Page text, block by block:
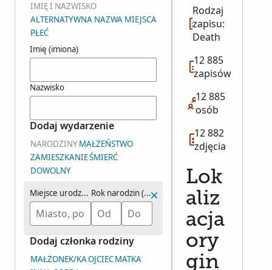
IMIĘ I NAZWISKO
ALTERNATYWNA NAZWA MIEJSCA
PŁEĆ
Imię (imiona)
Nazwisko
Dodaj wydarzenie
NARODZINYMAŁŻEŃSTWO
ZAMIESZKANIEŚMIERĆ
DOWOLNY
Miejsce urodzenia Rok narodzin (zakres)
Dodaj członka rodziny
MAŁŻONEK/KAOJCIECMATKA
Rodzaj
zapisu:
Death
12 885
zapisów
12 885
osób
12 882
zdjęcia
Lok
aliz
acja
ory
gin